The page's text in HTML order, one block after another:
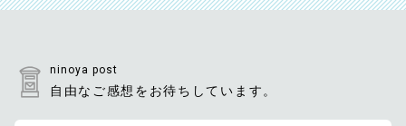
ninoya post
自由なご感想をお待ちしています。